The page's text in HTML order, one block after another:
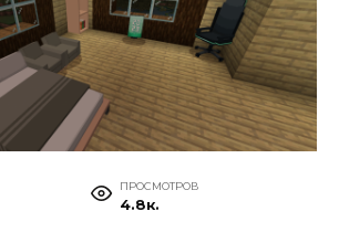
ПРОСМОТРОВ
4.8к.